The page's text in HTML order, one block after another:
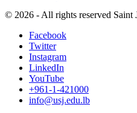
© 2026 - All rights reserved
Facebook
Twitter
Instagram
LinkedIn
YouTube
+961-1-421000
info@usj.edu.lb